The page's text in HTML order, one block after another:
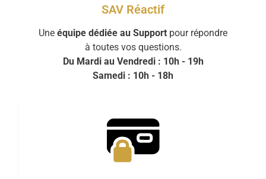
SAV Réactif
Une équipe dédiée au Support pour répondre
à toutes vos questions.
Du Mardi au Vendredi : 10h - 19h
Samedi : 10h - 18h